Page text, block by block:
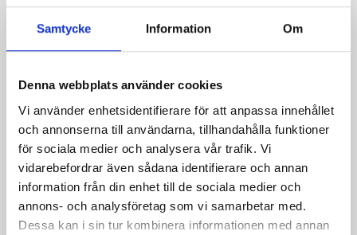
Samtycke Information Om
Denna webbplats använder cookies
Vi använder enhetsidentifierare för att anpassa innehållet
och annonserna till användarna, tillhandahålla funktioner
för sociala medier och analysera vår trafik. Vi
vidarebefordrar även sådana identifierare och annan
information från din enhet till de sociala medier och
annons- och analysföretag som vi samarbetar med.
Dessa kan i sin tur kombinera informationen med annan
Säkra betalningar
Frakt från 59 SEK
Ångerrätt 14 dagar